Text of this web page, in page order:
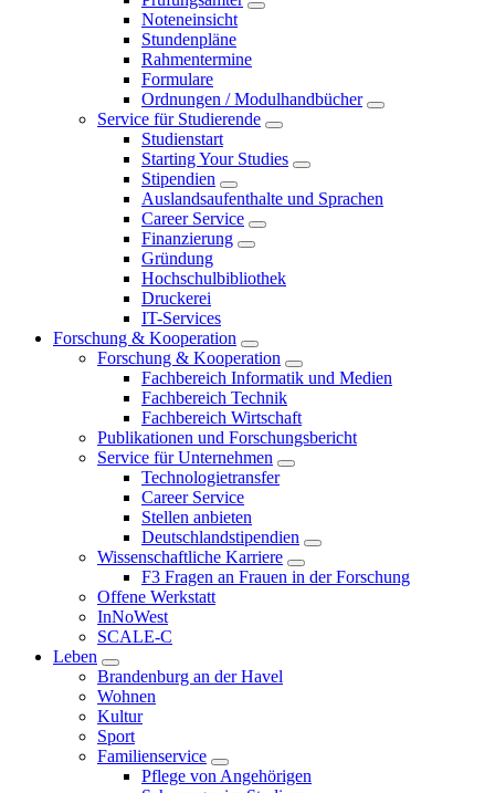
Noteneinsicht
Stundenpläne
Rahmentermine
Formulare
Ordnungen / Modulhandbücher
Service für Studierende
Studienstart
Starting Your Studies
Stipendien
Auslandsaufenthalte und Sprachen
Career Service
Finanzierung
Gründung
Hochschulbibliothek
Druckerei
IT-Services
Forschung & Kooperation
Forschung & Kooperation
Fachbereich Informatik und Medien
Fachbereich Technik
Fachbereich Wirtschaft
Publikationen und Forschungsbericht
Service für Unternehmen
Technologietransfer
Career Service
Stellen anbieten
Deutschlandstipendien
Wissenschaftliche Karriere
F3 Fragen an Frauen in der Forschung
Offene Werkstatt
InNoWest
SCALE-C
Leben
Brandenburg an der Havel
Wohnen
Kultur
Sport
Familienservice
Pflege von Angehörigen